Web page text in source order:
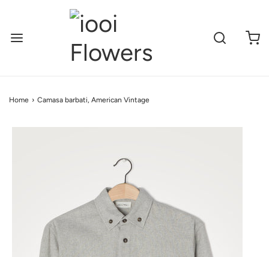
Home › Camasa barbati, American Vintage